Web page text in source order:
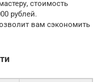
стоимость
рублей.
вам сэкономить